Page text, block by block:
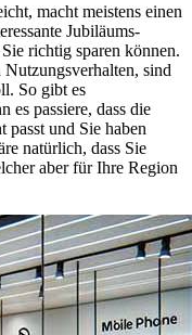
macht meistens einen
Jubiläums-
richtig sparen können.
sind
So gibt es
es passiere, dass die
und Sie haben
natürlich, dass Sie
aber für Ihre Region